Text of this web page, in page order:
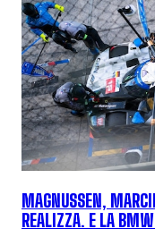
MAGNUSSEN,
REALIZZA. E LA